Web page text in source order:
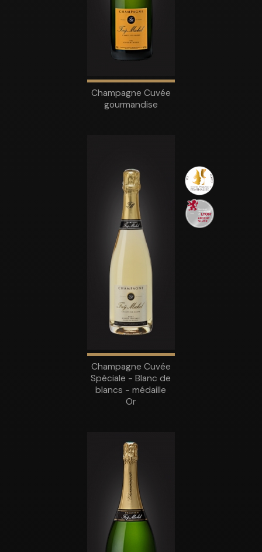
Champagne Cuvée
gourmandise
Champagne Cuvée
Spéciale - Blanc de
blancs - médaille
Or